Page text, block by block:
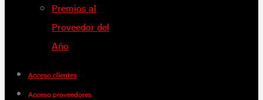
Premios al
Proveedor del
Año
Acceso clientes
Acceso proveedores